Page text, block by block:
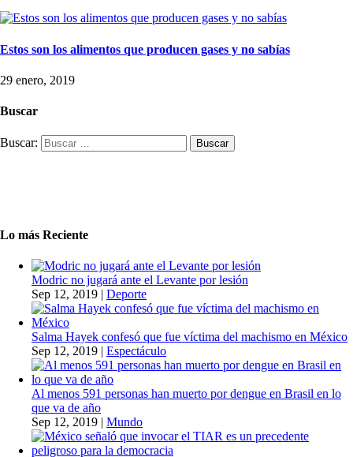
Estos son los alimentos que producen gases y no sabías
29 enero, 2019
Buscar
Buscar:
Lo más Reciente
Modric no jugará ante el Levante por lesión
Sep 12, 2019 | Deporte
Salma Hayek confesó que fue víctima del machismo en México
Sep 12, 2019 | Espectáculo
Al menos 591 personas han muerto por dengue en Brasil en lo
que va de año
Sep 12, 2019 | Mundo